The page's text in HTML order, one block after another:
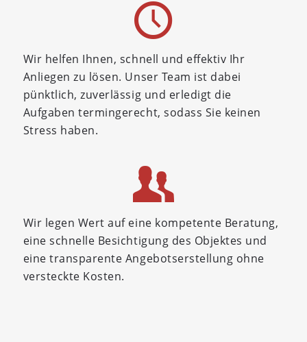
Wir helfen Ihnen, schnell und effektiv Ihr
Anliegen zu lösen. Unser Team ist dabei
pünktlich, zuverlässig und erledigt die
Aufgaben termingerecht, sodass Sie keinen
Stress haben.
Wir legen Wert auf eine kompetente Beratung,
eine schnelle Besichtigung des Objektes und
eine transparente Angebotserstellung ohne
versteckte Kosten.